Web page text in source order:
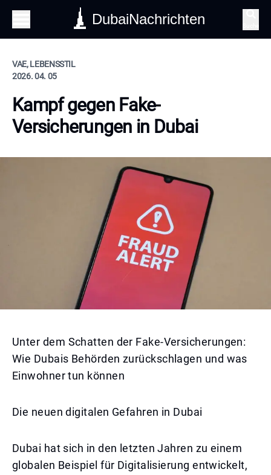
DubaiNachrichten
VAE, LEBENSSTIL
2026. 04. 05
Kampf gegen Fake-
Versicherungen in Dubai
Unter dem Schatten der Fake-Versicherungen:
Wie Dubais Behörden zurückschlagen und was
Einwohner tun können
Die neuen digitalen Gefahren in Dubai
Dubai hat sich in den letzten Jahren zu einem
globalen Beispiel für Digitalisierung entwickelt,